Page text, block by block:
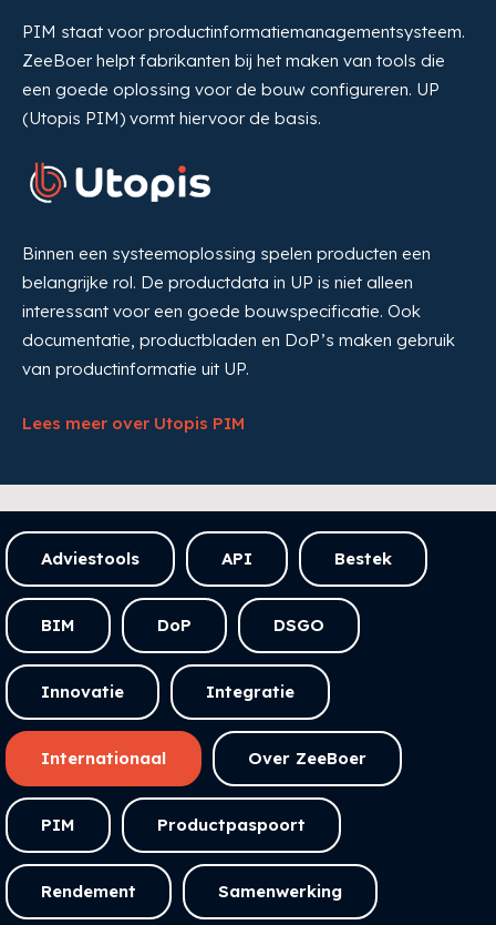
PIM staat voor productinformatiemanagementsysteem.
ZeeBoer helpt fabrikanten bij het maken van tools die
een goede oplossing voor de bouw configureren. UP
(Utopis PIM) vormt hiervoor de basis.
Binnen een systeemoplossing spelen producten een
belangrijke rol. De productdata in UP is niet alleen
interessant voor een goede bouwspecificatie. Ook
documentatie, productbladen en DoP’s maken gebruik
van productinformatie uit UP.
Lees meer over Utopis PIM
Adviestools API Bestek
BIM DoP DSGO
Innovatie Integratie
Internationaal Over ZeeBoer
PIM Productpaspoort
Rendement Samenwerking